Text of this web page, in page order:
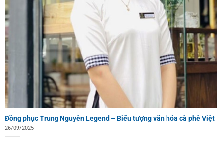
Đồng phục Trung Nguyên Legend – Biểu tượng văn hóa cà phê Việt
26/09/2025